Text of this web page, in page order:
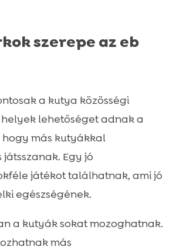
és megoldások
szerepe az eb
a kutya közösségi
lehetőséget adnak a
más kutyákkal
Egy jó
játékot találhatnak, ami jó
egészségének.
a kutyák sokat mozoghatnak.
más